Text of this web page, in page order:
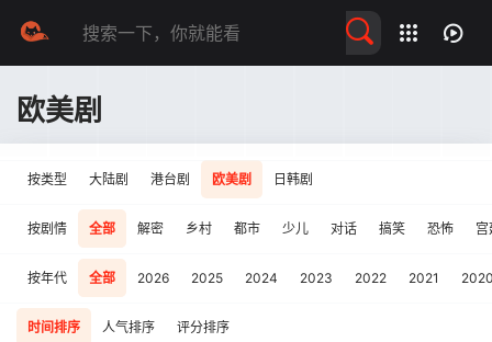
欧美剧
按类型 大陆剧 港台剧 欧美剧 日韩剧
按剧情 全部 解密 乡村 都市 少儿 对话 搞笑 恐怖 宫
按年代 全部 2026 2025 2024 2023 2022 2021
时间排序 人气排序 评分排序